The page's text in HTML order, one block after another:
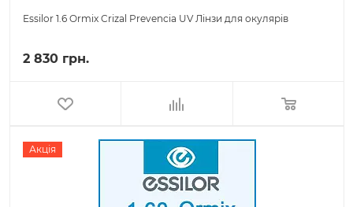
Essilor 1.6 Ormix Crizal Prevencia UV Лінзи для окулярів
2 830 грн.
Акція